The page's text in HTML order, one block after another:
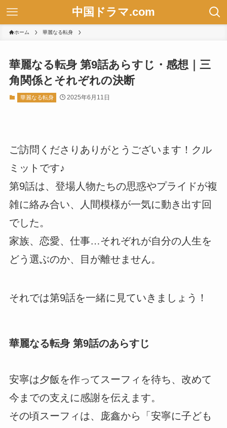
中国ドラマ.com
ホーム 華麗なる転身
華麗なる転身 第9話あらすじ・感想｜三
角関係とそれぞれの決断
華麗なる転身 2025年6月11日
ご訪問くださりありがとうございます！クル
ミットです♪
第9話は、登場人物たちの思惑やプライドが複
雑に絡み合い、人間模様が一気に動き出す回
でした。
家族、恋愛、仕事…それぞれが自分の人生を
どう選ぶのか、目が離せません。
それでは第9話を一緒に見ていきましょう！
華麗なる転身 第9話のあらすじ
安寧は夕飯を作ってスーフィを待ち、改めて
今までの支えに感謝を伝えます。
その頃スーフィは、庞鑫から「安寧に子ども